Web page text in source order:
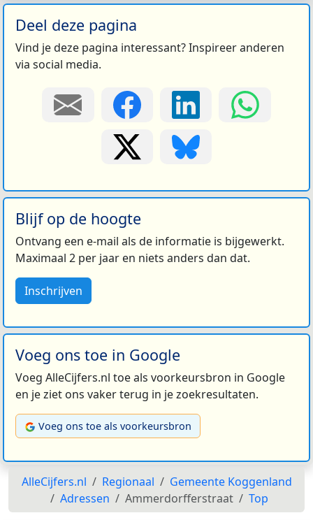
Deel deze pagina
Vind je deze pagina interessant? Inspireer anderen
via social media.
Blijf op de hoogte
Ontvang een e-mail als de informatie is bijgewerkt.
Maximaal 2 per jaar en niets anders dan dat.
Inschrijven
Voeg ons toe in Google
Voeg AlleCijfers.nl toe als voorkeursbron in Google
en je ziet ons vaker terug in je zoekresultaten.
Voeg ons toe als voorkeursbron
AlleCijfers.nl Regionaal
Gemeente Koggenland
Adressen
Ammerdorfferstraat Top